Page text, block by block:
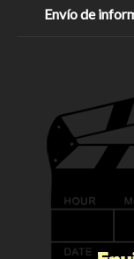
Envío de